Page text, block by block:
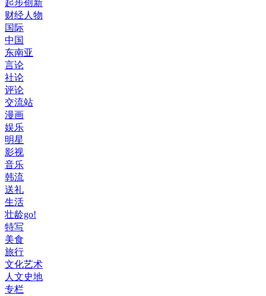
起步创新
财经人物
国际
中国
东南亚
言论
社论
评论
交流站
漫画
娱乐
明星
影视
音乐
韩流
送礼
生活
壮龄go!
特写
美食
旅行
文化艺术
人文史地
专栏